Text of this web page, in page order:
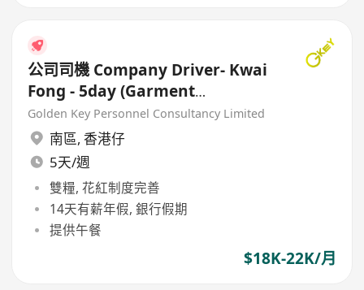
公司司機 Company Driver- Kwai
Fong - 5day (Garment
manufacture)18-22K
Golden Key Personnel Consultancy Limited
南區, 香港仔
5天/週
雙糧, 花紅制度完善
14天有薪年假, 銀行假期
提供午餐
$18K-22K/月